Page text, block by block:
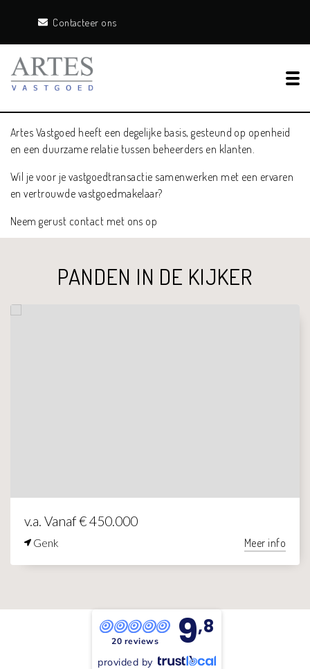
Contacteer ons
Artes Vastgoed heeft een degelijke basis, gesteund op openheid
en een duurzame relatie tussen beheerders en klanten.
Wil je voor je vastgoedtransactie samenwerken met een ervaren
en vertrouwde vastgoedmakelaar?
Neem gerust contact met ons op
PANDEN IN DE KIJKER
v.a. Vanaf € 450.000
Genk Meer info
20 reviews 9,8
provided by